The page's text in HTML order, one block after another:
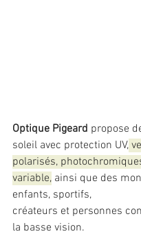
Optique Pigeard propose
soleil avec protection UV,
polarisés,
variable, ainsi que des
enfants, sportifs,
créateurs et personnes
la basse vision.